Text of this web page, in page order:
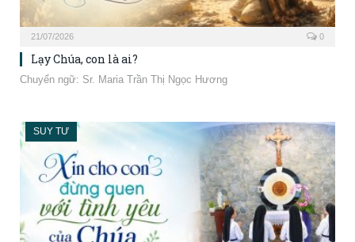
21/07/2026 0
Lạy Chúa, con là ai?
Chuyển ngữ: Sr. Maria Trần Thị Ngọc Hương
SUY TƯ